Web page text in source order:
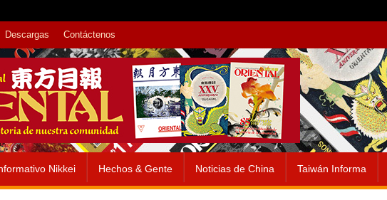
Descargas Contáctenos
Nikkei Hechos & Gente Noticias de China Taiwán Informa